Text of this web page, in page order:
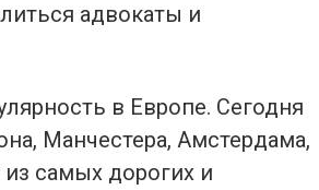
адвокаты и
в Европе. Сегодня
Манчестера, Амстердама,
самых дорогих и